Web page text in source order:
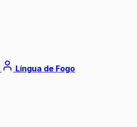
Língua de Fogo